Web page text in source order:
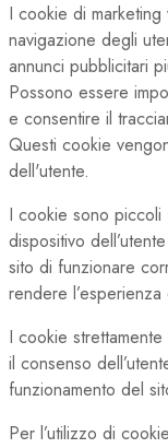
I cookie di
navigazione degli
annunci pubblicitari
Possono essere
e consentire il
Questi cookie
dell'utente.
I cookie sono piccoli
dispositivo
sito di funzionare
rendere
I cookie
il consenso
funzionamento del
Per l’utilizzo di